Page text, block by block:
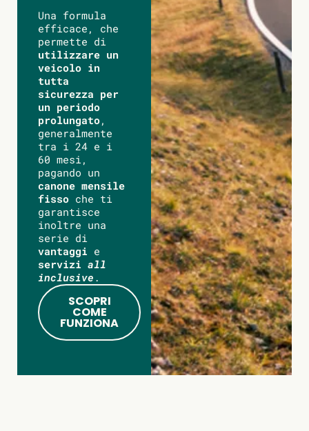
Una formula
efficace, che
permette di
utilizzare un
veicolo in
tutta
sicurezza per
un periodo
prolungato,
generalmente
tra i 24 e i
60 mesi,
pagando un
canone mensile
fisso che ti
garantisce
inoltre una
serie di
vantaggi e
servizi all
inclusive .
SCOPRI
COME
FUNZIONA